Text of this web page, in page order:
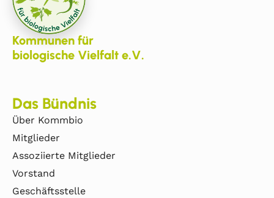
Kommunen für
biologische Vielfalt e.V.
Das Bündnis
Über Kommbio
Mitglieder
Assoziierte Mitglieder
Vorstand
Geschäftsstelle